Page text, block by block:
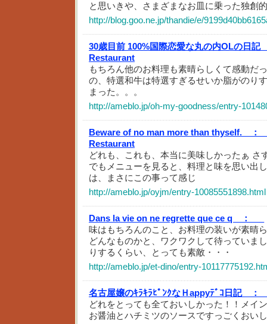
と思いきや、さまざまなお皿に乗った独創
http://blog.goo.ne.jp/thandie/e/
30歳目前 100%国際恋愛な丸の内OLの日
Restaurant
もちろん他のお料理も素晴らしくて感動だ
の、特選和牛は特選すぎるせいか脂がのり
まった。。。
http://ameblo.jp/oh-my-goodness/entry-
Beware of no man more than thyself. ：
Restaurant
どれも、これも、本当に美味しかったぁ さ
でもメニューを見ると、料理と味を思い出
は、まさにこの事って感じ
http://ameblo.jp/oyjm/entry-10085551898.html
Dans la vie on ne regrette que ce q ：
味はもちろんのこと、お料理の装いが素晴
どんなものかと、ワクワクして待っていま
りするくらい、とっても素敵・・・
http://ameblo.jp/et-dino/entry-
名古屋嬢のｷﾗｷﾗﾋﾟﾝｸなＨappyﾃﾞｺ日記 ：
どれをとっても全ておいしかった！！メイ
お醤油とハチミツのソースですっごくおい